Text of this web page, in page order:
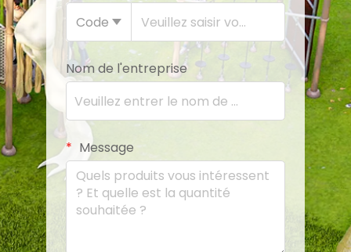
Code
Nom de l'entreprise
Message